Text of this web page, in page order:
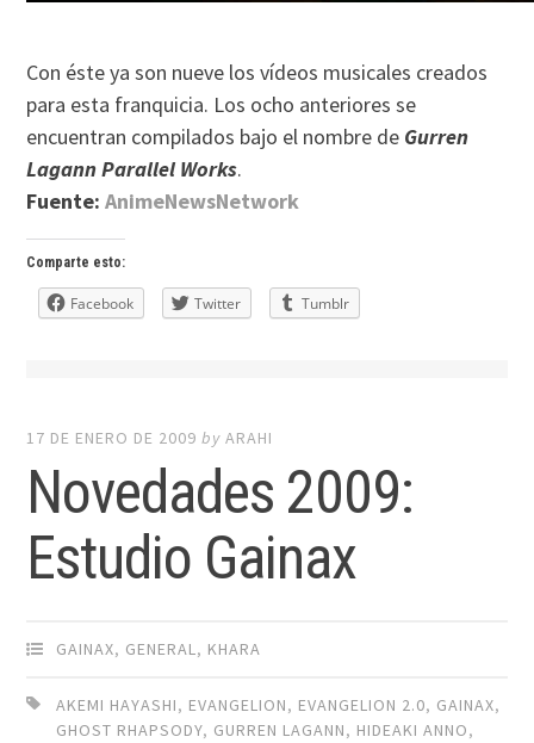
Con éste ya son nueve los vídeos musicales creados
para esta franquicia. Los ocho anteriores se
encuentran compilados bajo el nombre de Gurren
Lagann Parallel Works.
Fuente:AnimeNewsNetwork
Comparte esto:
Facebook Twitter Tumblr
17 DE ENERO DE 2009 byARAHI
Novedades 2009:
Estudio Gainax
GAINAX, GENERAL, KHARA
AKEMI HAYASHI, EVANGELION, EVANGELION 2.0, GAINAX,
GHOST RHAPSODY, GURREN LAGANN, HIDEAKI ANNO,